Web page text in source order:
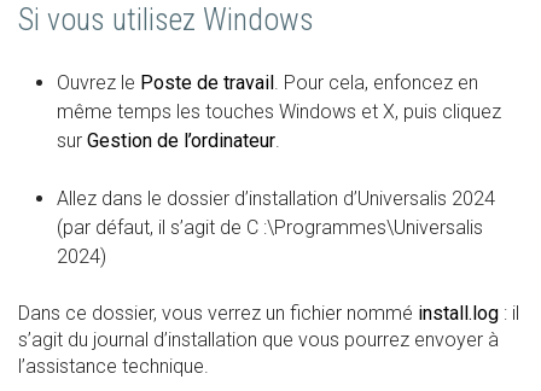
Si vous utilisez Windows
Ouvrez le Poste de travail . Pour cela, enfoncez en
même temps les touches Windows et X, puis cliquez
sur Gestion de l’ordinateur
Allez dans le dossier d’installation d’Universalis 2024
(par défaut, il s’agit de C :\Programmes\Universalis
2024)
Dans ce dossier, vous verrez un fichier nommé install.log : il
s’agit du journal d’installation que vous pourrez envoyer à
l’assistance technique.